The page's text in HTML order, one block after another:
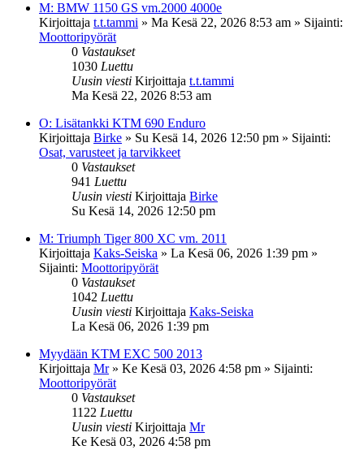
M: BMW 1150 GS vm.2000 4000e
Kirjoittaja t.t.tammi » Ma Kesä 22, 2026 8:53 am » Sijainti:
Moottoripyörät
0 Vastaukset
1030 Luettu
Uusin viesti Kirjoittaja t.t.tammi
Ma Kesä 22, 2026 8:53 am
O: Lisätankki KTM 690 Enduro
Kirjoittaja Birke » Su Kesä 14, 2026 12:50 pm » Sijainti:
Osat, varusteet ja tarvikkeet
0 Vastaukset
941 Luettu
Uusin viesti Kirjoittaja Birke
Su Kesä 14, 2026 12:50 pm
M: Triumph Tiger 800 XC vm. 2011
Kirjoittaja Kaks-Seiska » La Kesä 06, 2026 1:39 pm »
Sijainti: Moottoripyörät
0 Vastaukset
1042 Luettu
Uusin viesti Kirjoittaja Kaks-Seiska
La Kesä 06, 2026 1:39 pm
Myydään KTM EXC 500 2013
Kirjoittaja Mr» Ke Kesä 03, 2026 4:58 pm » Sijainti:
Moottoripyörät
0 Vastaukset
1122 Luettu
Uusin viesti Kirjoittaja Mr
Ke Kesä 03, 2026 4:58 pm